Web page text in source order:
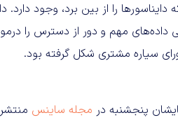
را از بین برد، وجود
مهم و دور از دسترس را
سیاره مشتری شکل گرفته بود.
پنجشنبه در مجله ساینس